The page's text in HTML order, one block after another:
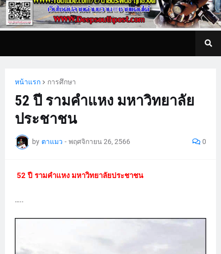
หน้าแรก การศึกษา
52 ปี รามคำแหง มหาวิทยาลัย
ประชาชน
by ตาแมว - พฤศจิกายน 26, 2566 0
52 ปี รามคำแหง มหาวิทยาลัยประชาชน
…..